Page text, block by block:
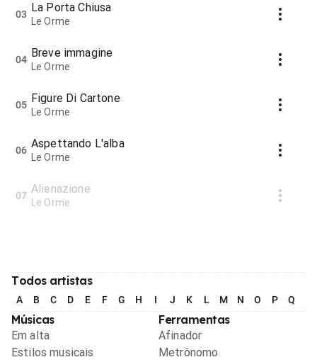
03 La Porta Chiusa
Le Orme
04 Breve immagine
Le Orme
05 Figure Di Cartone
Le Orme
06 Aspettando L'alba
Le Orme
07 Alienazione
Le Orme
Todos artistas
A B C D E F G H I J K L M N O P Q
Músicas
Em alta
Estilos musicais
Ferramentas
Afinador
Metrônomo